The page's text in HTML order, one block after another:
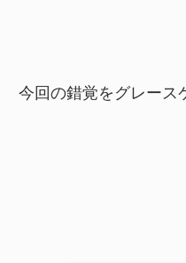
今回の錯覚をグレース